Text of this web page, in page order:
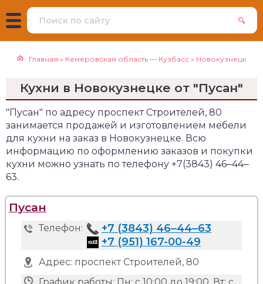
Главная » Кемеровская область — Кузбасс » Новокузнецк
Кухни в Новокузнецке от "Пусан"
"Пусан" по адресу проспект Строителей, 80
занимается продажей и изготовлением мебели
для кухни на заказ в Новокузнецке. Всю
информацию по оформлению заказов и покупки
кухни можно узнать по телефону +7(3843) 46‒44‒
63.
Пусан
Телефон:
+7 (3843) 46‒44‒63
+7 (951) 167-00-49
Адрес: проспект Строителей, 80